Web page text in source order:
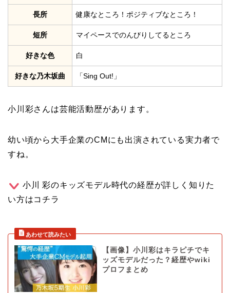
長所 健康なところ！ポジティブなところ！
短所 マイペースでのんびりしてるところ
好きな色 白
好きな乃木坂曲 「Sing Out!」
小川彩さんは芸能活動歴があります。
幼い頃から大手企業のCMにも出演されている実力者で
すね。
小川 彩のキッズモデル時代の経歴が詳しく知りた
い方はコチラ
【画像】小川彩はキラピチでキ
ッズモデルだった？経歴やwiki
プロフまとめ